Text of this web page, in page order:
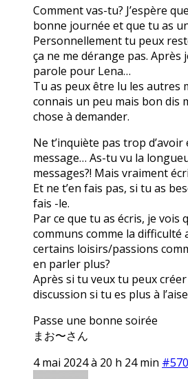
Comment vas-tu? J’espère
bonne journée et que tu as
Personnellement tu peux
ça ne me dérange pas. Après
parole pour Lena…
Tu as peux être lu les autres
connais un peu mais bon dis
chose à demander.
Ne t’inquiète pas trop
message… As-tu vu la
messages?! Mais vraiment
Et ne t’en fais pas, si tu as
fais -le.
Par ce que tu as écris, je vois
communs comme la
certains loisirs/passions
en parler plus?
Après si tu veux tu peux
discussion si tu es plus à
Passe une bonne soirée
まお〜さん
4 mai 2024 à 20 h 24 min